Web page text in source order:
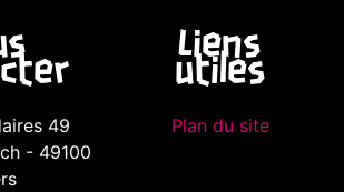
49
- 49100
Liens
utiles
Plan du site